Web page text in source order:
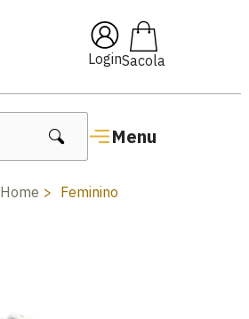
Login
Menu
🔥 Lançamentos Femininos
Home Feminino